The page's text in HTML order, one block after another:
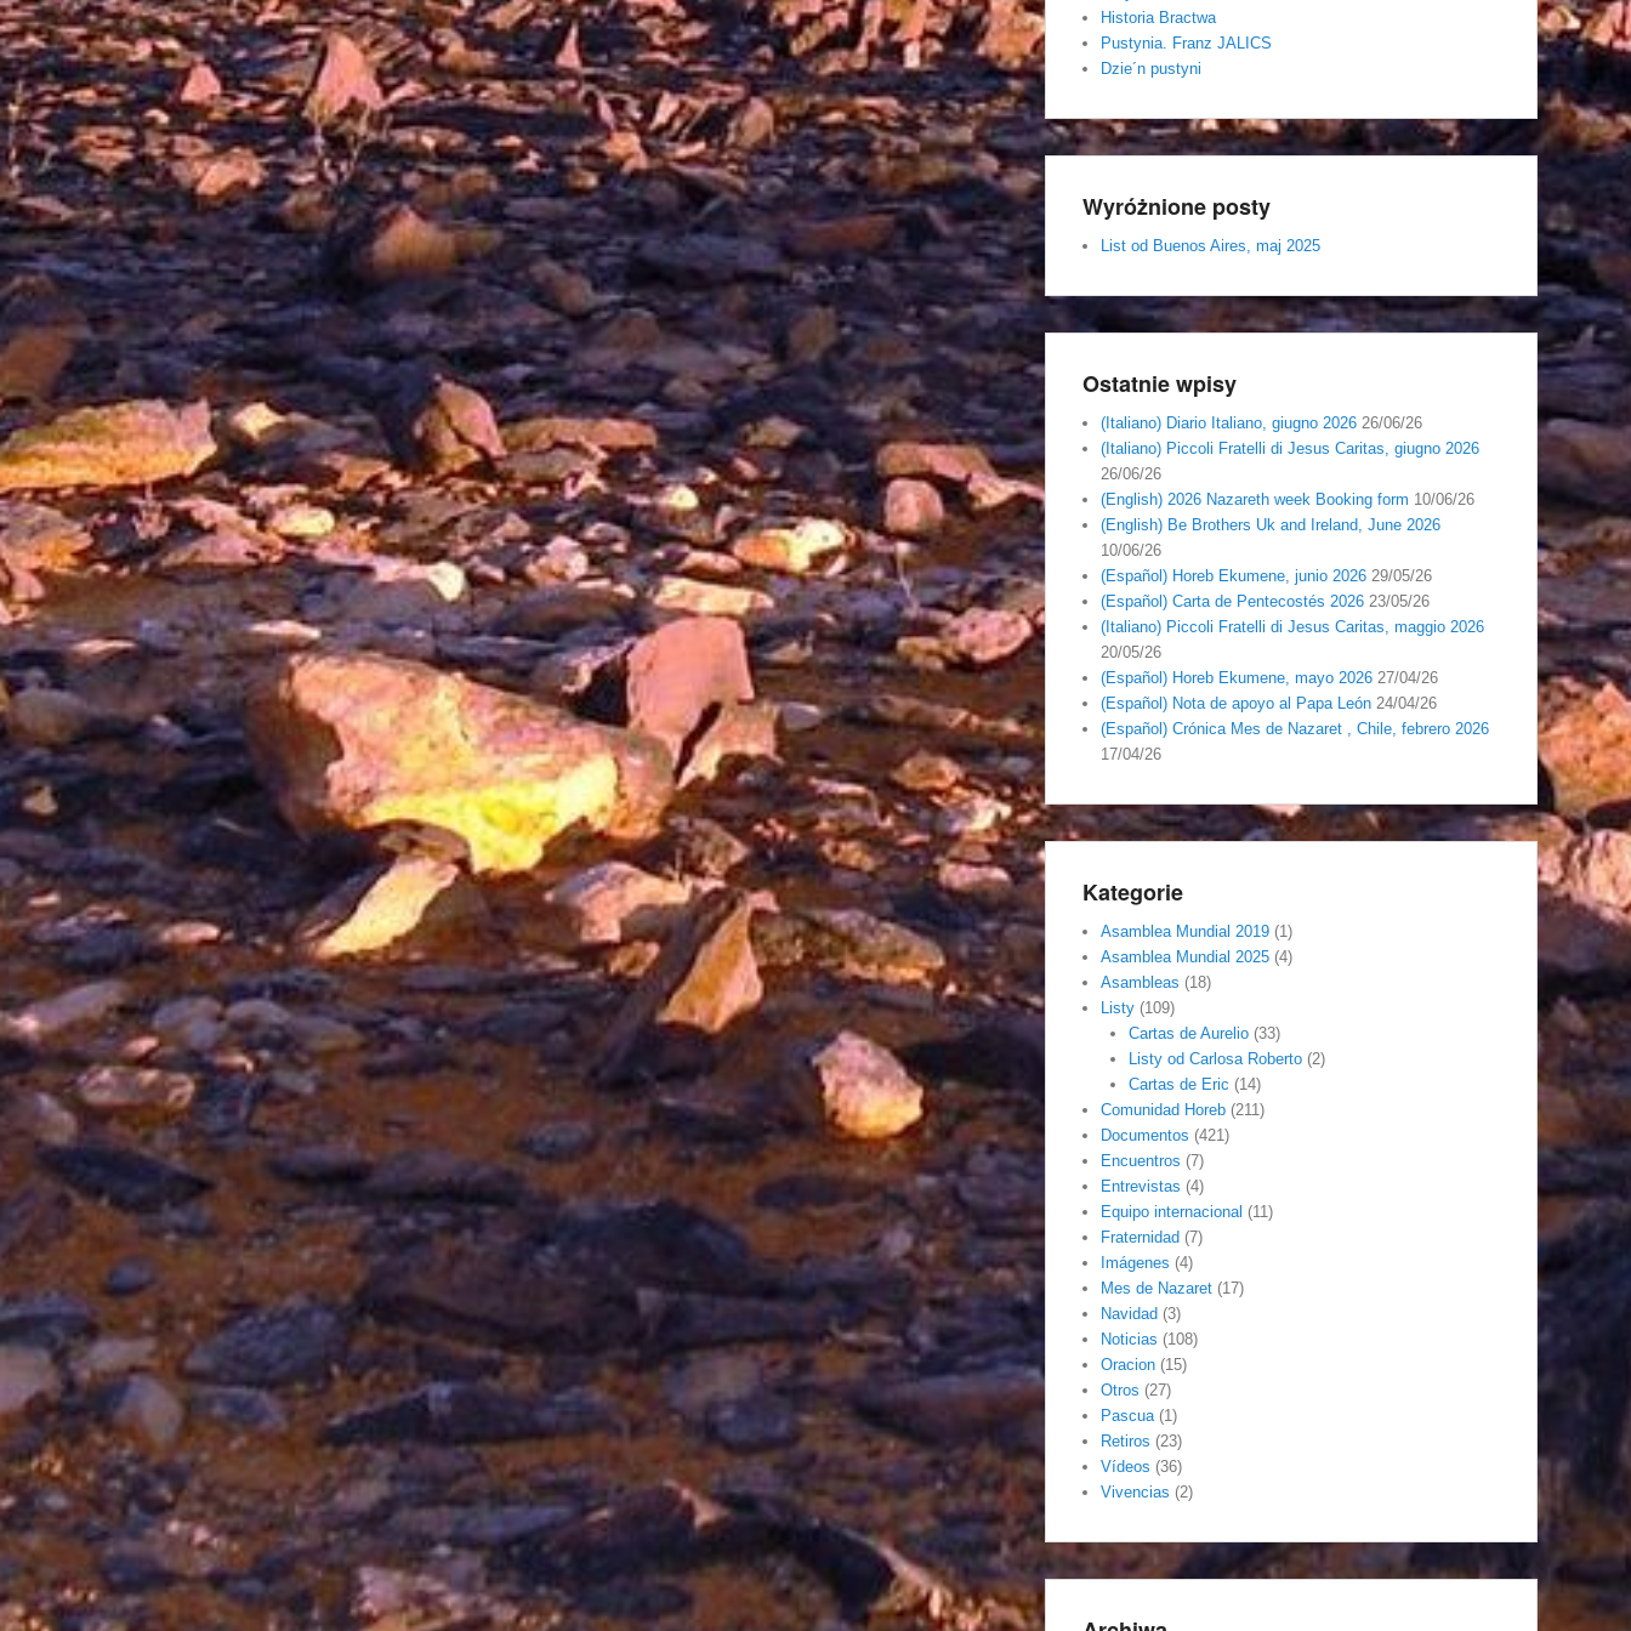
Historia Bractwa
Pustynia. Franz JALICS
Dzie´n pustyni
Wyróżnione posty
List od Buenos Aires, maj 2025
Ostatnie wpisy
(Italiano) Diario Italiano, giugno 2026 26/06/26
(Italiano) Piccoli Fratelli di Jesus Caritas, giugno 2026
26/06/26
(English) 2026 Nazareth week Booking form 10/06/26
(English) Be Brothers Uk and Ireland, June 2026
10/06/26
(Español) Horeb Ekumene, junio 2026 29/05/26
(Español) Carta de Pentecostés 2026 23/05/26
(Italiano) Piccoli Fratelli di Jesus Caritas, maggio 2026
20/05/26
(Español) Horeb Ekumene, mayo 2026 27/04/26
(Español) Nota de apoyo al Papa León 24/04/26
(Español) Crónica Mes de Nazaret , Chile, febrero 2026
17/04/26
Kategorie
Asamblea Mundial 2019 (1)
Asamblea Mundial 2025 (4)
Asambleas (18)
Listy (109)
Cartas de Aurelio(33)
Listy od Carlosa Roberto(2)
Cartas de Eric (14)
Comunidad Horeb (211)
Documentos (421)
Encuentros (7)
Entrevistas (4)
Equipo internacional (11)
Fraternidad (7)
Imágenes (4)
Mes de Nazaret (17)
Navidad (3)
Noticias (108)
Oracion (15)
Otros (27)
Pascua(1)
Retiros (23)
Vídeos (36)
Vivencias (2)